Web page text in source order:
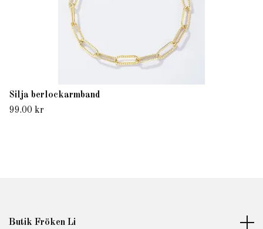
Silja berlockarmband
99.00 kr
Butik Fröken Li